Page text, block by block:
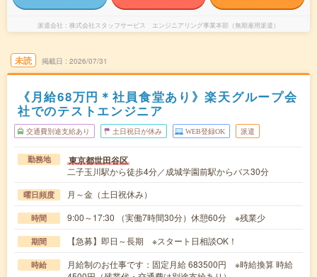
派遣会社 株式会社スタッフサービス エンジニアリング事業本部（無期雇用派遣）
未読 掲載日 2026/07/31
《月給68万円＊社員食堂あり》楽天グループ会
社でのテストエンジニア
交通費別途支給あり 土日祝日が休み WEB登録OK 派遣
勤務地 東京都世田谷区
二子玉川駅から徒歩4分／成城学園前駅からバス30分
曜日頻度 月～金（土日祝休み）
時間 9:00～17:30 （実働7時間30分）休憩60分 ※残業少
期間 【急募】即日～長期 ※スタート日相談OK！
時給
月給制のお仕事です：固定月給 683500円 ※時給換算 時給